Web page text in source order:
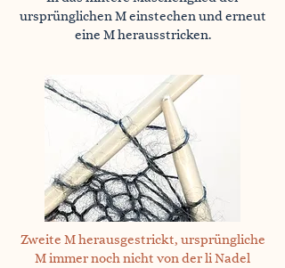
ursprünglichen M einstechen und erneut
eine M herausstricken.
Zweite M herausgestrickt, ursprüngliche
M immer noch nicht von der li Nadel